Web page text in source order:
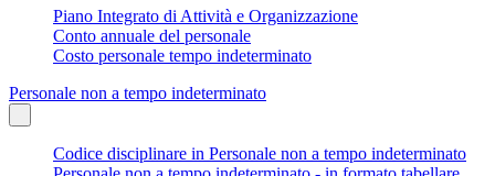
Piano Integrato di Attività e Organizzazione
Conto annuale del personale
Costo personale tempo indeterminato
Personale non a tempo indeterminato
Codice disciplinare in Personale non a tempo indeterminato